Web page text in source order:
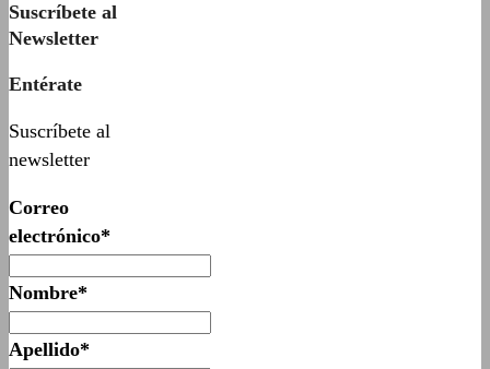
Suscríbete al
Newsletter
Entérate
Suscríbete al
newsletter
Correo
electrónico*
Nombre*
Apellido*